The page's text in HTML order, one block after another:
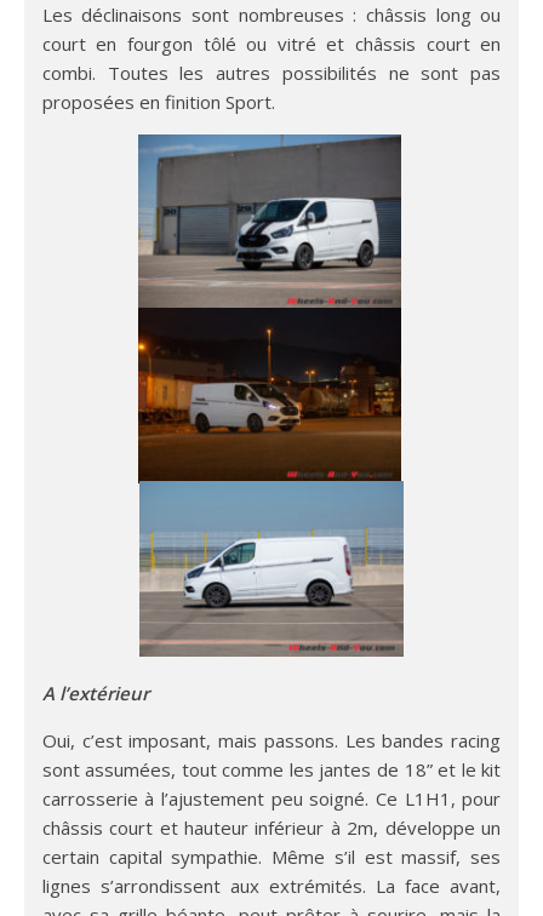
Les déclinaisons sont nombreuses : châssis long ou
court en fourgon tôlé ou vitré et châssis court en
combi. Toutes les autres possibilités ne sont pas
proposées en finition Sport.
A l’extérieur
Oui, c’est imposant, mais passons. Les bandes racing
sont assumées, tout comme les jantes de 18” et le kit
carrosserie à l’ajustement peu soigné. Ce L1H1, pour
châssis court et hauteur inférieur à 2m, développe un
certain capital sympathie. Même s’il est massif, ses
lignes s’arrondissent aux extrémités. La face avant,